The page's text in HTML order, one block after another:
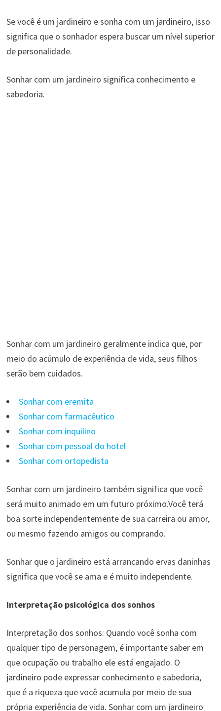
Se você é um jardineiro e sonha com um jardineiro, isso
significa que o sonhador espera buscar um nível superior
de personalidade.
Sonhar com um jardineiro significa conhecimento e
sabedoria.
Sonhar com um jardineiro geralmente indica que, por
meio do acúmulo de experiência de vida, seus filhos
serão bem cuidados.
Sonhar com eremita
Sonhar com farmacêutico
Sonhar com inquilino
Sonhar com pessoal do hotel
Sonhar com ortopedista
Sonhar com um jardineiro também significa que você
será muito animado em um futuro próximo.Você terá
boa sorte independentemente de sua carreira ou amor,
ou mesmo fazendo amigos ou comprando.
Sonhar que o jardineiro está arrancando ervas daninhas
significa que você se ama e é muito independente.
Interpretação psicológica dos sonhos
Interpretação dos sonhos: Quando você sonha com
qualquer tipo de personagem, é importante saber em
que ocupação ou trabalho ele está engajado. O
jardineiro pode expressar conhecimento e sabedoria,
que é a riqueza que você acumula por meio de sua
própria experiência de vida. Sonhar com um jardineiro